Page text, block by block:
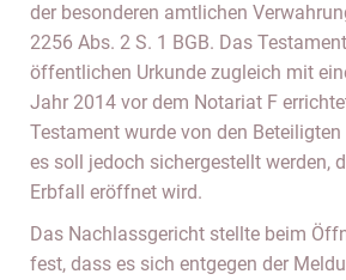
der besonderen amtlichen
2256 Abs. 2 S. 1 BGB. Das
öffentlichen Urkunde zugleich mit
Jahr 2014 vor dem Notariat F
Testament wurde von den
es soll jedoch sichergestellt werden,
Erbfall eröffnet wird.
Das Nachlassgericht stellte beim
fest, dass es sich entgegen der